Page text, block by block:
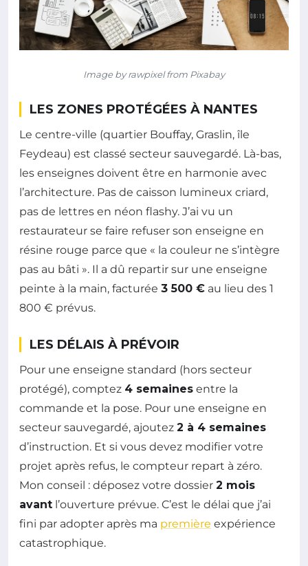
Image by rawpixel from Pixabay
LES ZONES PROTÉGÉES À NANTES
Le centre-ville (quartier Bouffay, Graslin, île
Feydeau) est classé secteur sauvegardé. Là-bas,
les enseignes doivent être en harmonie avec
l’architecture. Pas de caisson lumineux criard,
pas de lettres en néon flashy. J’ai vu un
restaurateur se faire refuser son enseigne en
résine rouge parce que « la couleur ne s’intègre
pas au bâti ». Il a dû repartir sur une enseigne
peinte à la main, facturée 3 500 € au lieu des 1
800 € prévus.
LES DÉLAIS À PRÉVOIR
Pour une enseigne standard (hors secteur
protégé), comptez 4 semaines entre la
commande et la pose. Pour une enseigne en
secteur sauvegardé, ajoutez 2 à 4 semaines
d’instruction. Et si vous devez modifier votre
projet après refus, le compteur repart à zéro.
Mon conseil : déposez votre dossier 2 mois
avant l’ouverture prévue. C’est le délai que j’ai
fini par adopter après ma première expérience
catastrophique.